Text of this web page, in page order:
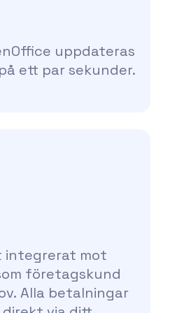
uppdateras
ett par sekunder.
integrerat mot
företagskund
Alla betalningar